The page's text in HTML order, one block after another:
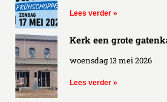
Lees verder »
Kerk een grote
woensdag 13 mei 2026
Lees verder »